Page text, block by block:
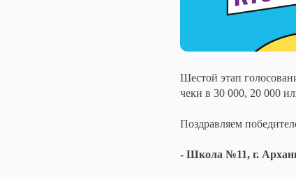
Шестой этап
чеки в 30 000, 20 000
Поздравляем
- Школа №11, г.